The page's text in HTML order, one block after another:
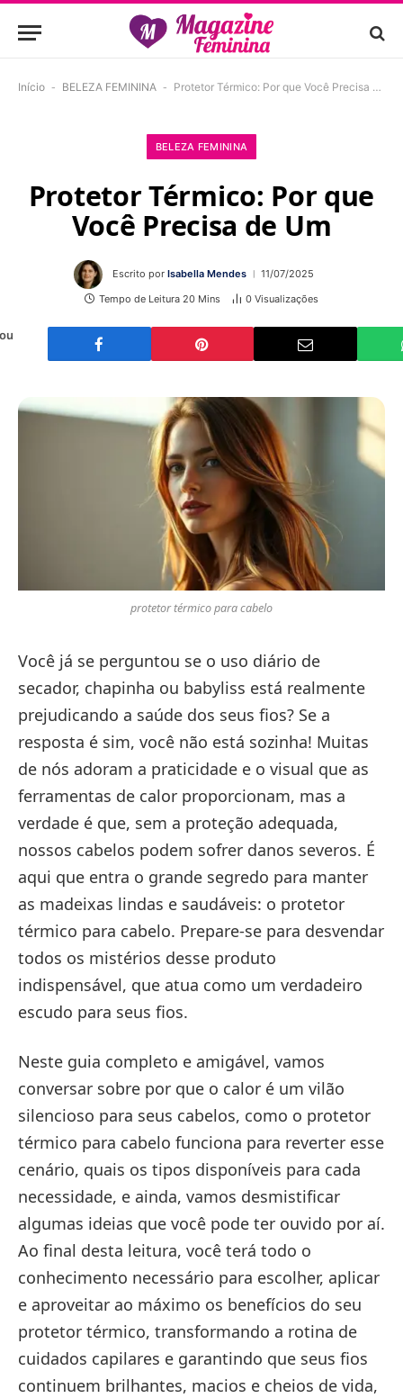
Início - BELEZA FEMININA - Protetor Térmico: Por que Você Precisa de Um
BELEZA FEMININA
Protetor Térmico: Por que
Você Precisa de Um
Escrito por Isabella Mendes
11/07/2025
Tempo de Leitura 20 Mins
0 Visualizações
protetor térmico para cabelo
Você já se perguntou se o uso diário de
secador, chapinha ou babyliss está realmente
prejudicando a saúde dos seus fios? Se a
resposta é sim, você não está sozinha! Muitas
de nós adoram a praticidade e o visual que as
ferramentas de calor proporcionam, mas a
verdade é que, sem a proteção adequada,
nossos cabelos podem sofrer danos severos. É
aqui que entra o grande segredo para manter
as madeixas lindas e saudáveis: o protetor
térmico para cabelo. Prepare-se para desvendar
todos os mistérios desse produto
indispensável, que atua como um verdadeiro
escudo para seus fios.
Neste guia completo e amigável, vamos
conversar sobre por que o calor é um vilão
silencioso para seus cabelos, como o protetor
térmico para cabelo funciona para reverter esse
cenário, quais os tipos disponíveis para cada
necessidade, e ainda, vamos desmistificar
algumas ideias que você pode ter ouvido por aí.
Ao final desta leitura, você terá todo o
conhecimento necessário para escolher, aplicar
e aproveitar ao máximo os benefícios do seu
protetor térmico, transformando a rotina de
cuidados capilares e garantindo que seus fios
continuem brilhantes, macios e cheios de vida,